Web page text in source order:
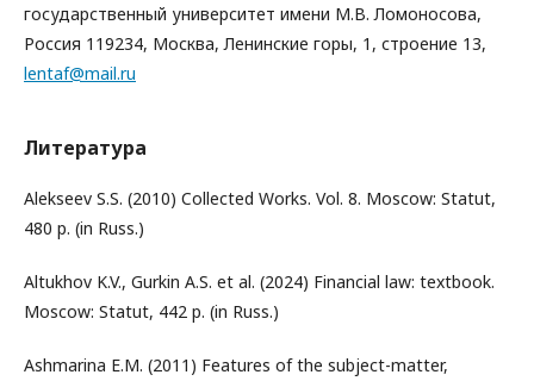
государственный университет имени М.В. Ломоносова,
Россия 119234, Москва, Ленинские горы, 1, строение 13,
lentaf@mail.ru
Литература
Alekseev S.S. (2010) Collected Works. Vol. 8. Moscow: Statut,
480 p. (in Russ.)
Altukhov K.V., Gurkin A.S. et al. (2024) Financial law: textbook.
Moscow: Statut, 442 p. (in Russ.)
Ashmarina E.M. (2011) Features of the subject-matter,